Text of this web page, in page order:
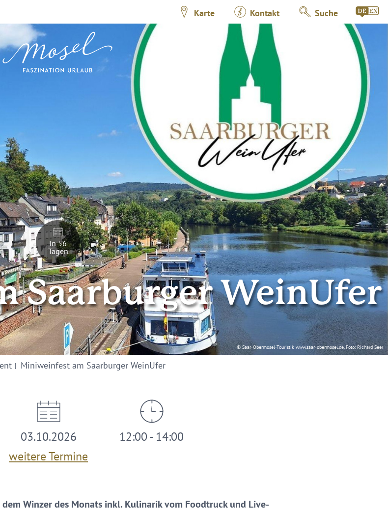
Karte Kontakt Suche
© Saar-Obermosel-Touristik www.saar-obermosel.de, Foto: Richard Seer
In 56
Tagen
Saarburger WeinUfer
Miniweinfest am Saarburger WeinUfer
03.10.2026
weitere Termine
12:00 - 14:00
Winzer des Monats inkl. Kulinarik vom Foodtruck und Live-